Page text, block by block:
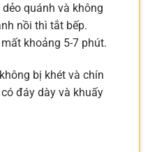
quánh và không
nồi thì tắt bếp.
khoảng 5-7 phút.
bị khét và chín
đáy dày và khuấy